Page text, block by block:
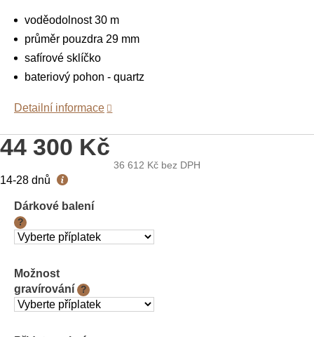
44 300 Kč
36 612 Kč bez DPH
Měrná
14-28 dnů
Dárkové balení
?
Možnost
gravírování
?
voděodolnost 30 m
průměr pouzdra 29 mm
safírové sklíčko
bateriový pohon - quartz
Detailní informace